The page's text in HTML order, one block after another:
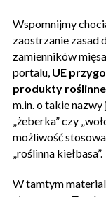
Wspomnijmy
zaostrzanie zasad
zamienników
portalu, UE
produkty roślinne
m.in. o takie nazwy
„żeberka” czy
możliwość
„roślinna kiełbasa”.
W tamtym